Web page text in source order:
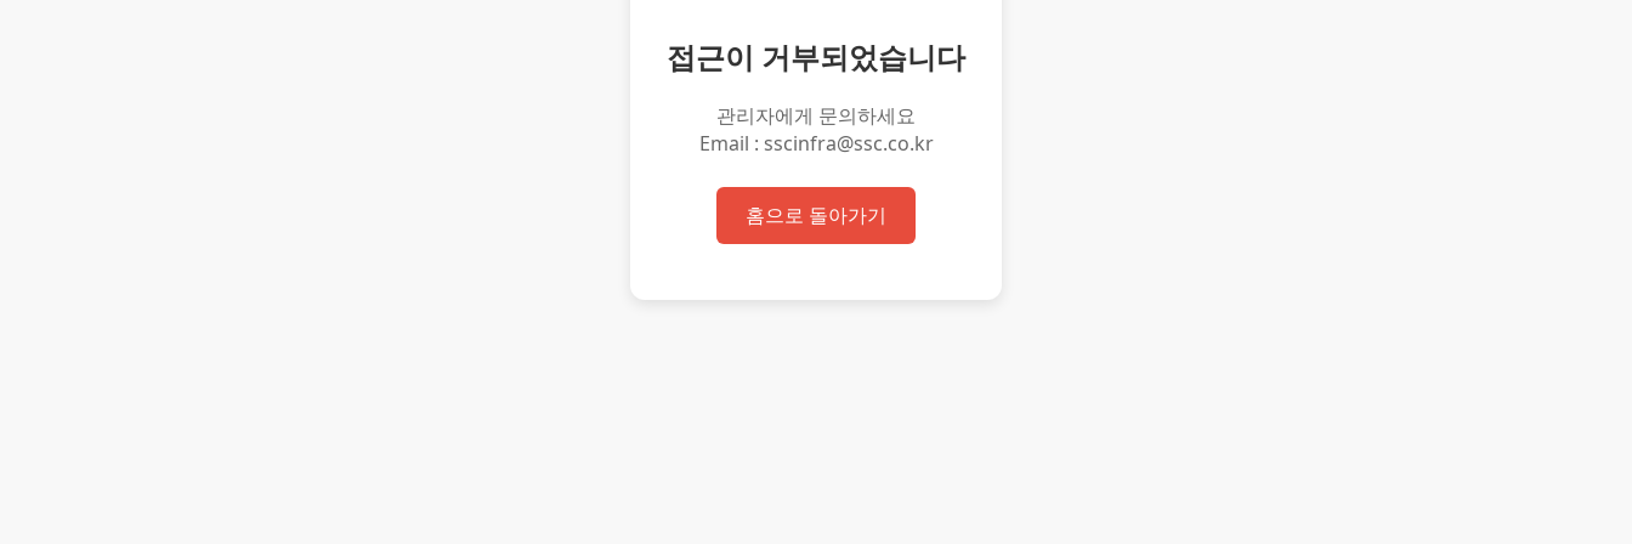
접근이 거부되었습니다
관리자에게 문의하세요
Email : sscinfra@ssc.co.kr
홈으로 돌아가기